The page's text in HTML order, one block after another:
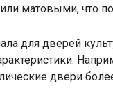
матовыми, что
для дверей
двери